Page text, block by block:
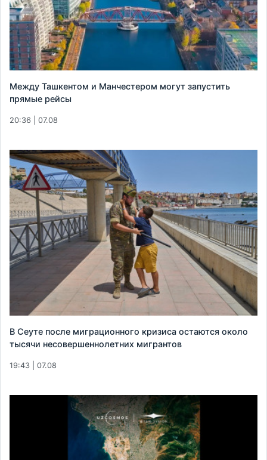
Между Ташкентом и Манчестером могут запустить
прямые рейсы
20:36 | 07.08
В Сеуте после миграционного кризиса остаются около
тысячи несовершеннолетних мигрантов
19:43 | 07.08